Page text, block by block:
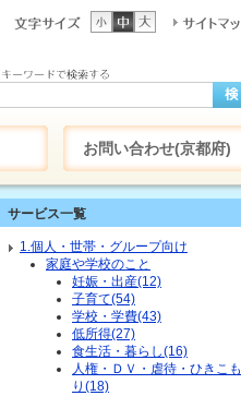
お問い合わせ(京都府)
サービス一覧
1.個人・世帯・グループ向け
家庭や学校のこと
妊娠・出産(12)
子育て(54)
学校・学費(43)
低所得(27)
食生活・暮らし(16)
人権・ＤＶ・虐待・ひきこも
り(18)